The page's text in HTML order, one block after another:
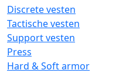
Discrete vesten
Tactische vesten
Support vesten
Press
Hard & Soft armor